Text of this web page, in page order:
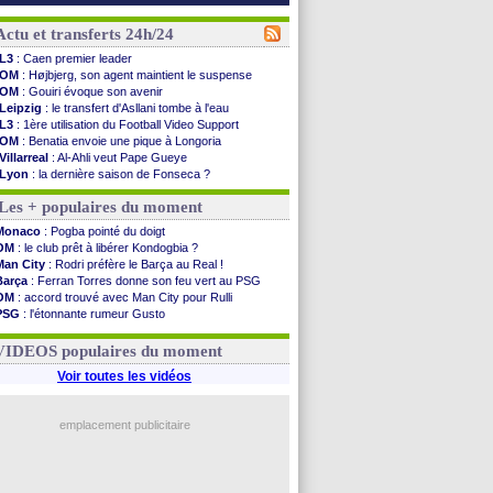
et transferts 24h/24
L3 : Caen premier leader
OM : Højbjerg, son agent maintient le suspense
OM : Gouiri évoque son avenir
Leipzig : le transfert d'Asllani tombe à l'eau
L3 : 1ère utilisation du Football Video Support
OM : Benatia envoie une pique à Longoria
Villarreal : Al-Ahli veut Pape Gueye
Lyon : la dernière saison de Fonseca ?
OM: un nouveau prétendant pour Højbjerg
Brest: un gardien norvégien en approche ?
OM: McCourt a versé 120 M€ en 2026
PSG: 4 retours dans le groupe face à Man Utd ...
Nice: Kevin Carlos va partir en Italie
L1: prison avec sursis requis contre un arbitre
Leganés: c'est signé pour Luca Zidane (off.)
Atletico: Ruggeri en route pour Aston Villa
Monaco: Filipe Luis soutient Biereth
Lyon: Mangala prêté à Getafe (officiel)
PSG: Nsoki va signer en Croatie
: Naples vise Gabriel Jesus
: Haise a prolongé (officiel)
+ populaires du moment
: Pogba pointé du doigt
: le club prêt à libérer Kondogbia ?
City : Rodri préfère le Barça au Real !
: Ferran Torres donne son feu vert au PSG
: accord trouvé avec Man City pour Rulli
: l'étonnante rumeur Gusto
: Owori battu à mort à Kampala
populaires du moment
Voir toutes les vidéos
emplacement publicitaire